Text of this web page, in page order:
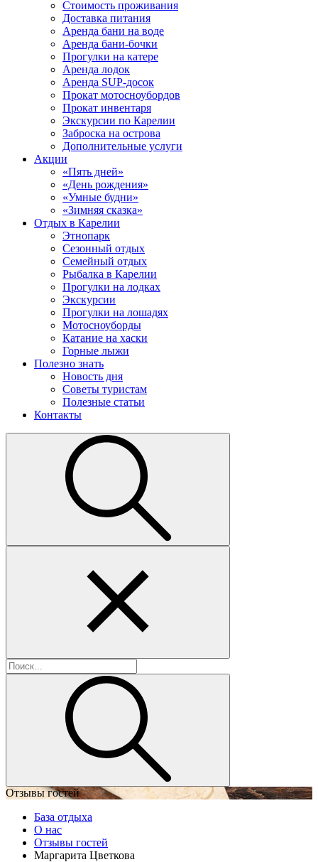
Стоимость проживания
Доставка питания
Аренда бани на воде
Аренда бани-бочки
Прогулки на катере
Аренда лодок
Аренда SUP-досок
Прокат мотосноубордов
Прокат инвентаря
Экскурсии по Карелии
Заброска на острова
Дополнительные услуги
Акции
«Пять дней»
«День рождения»
«Умные будни»
«Зимняя сказка»
Отдых в Карелии
Этнопарк
Сезонный отдых
Семейный отдых
Рыбалка в Карелии
Прогулки на лодках
Экскурсии
Прогулки на лошадях
Мотосноуборды
Катание на хаски
Горные лыжи
Полезно знать
Новость дня
Советы туристам
Полезные статьи
Контакты
Отзывы гостей
База отдыха
О нас
Отзывы гостей
Маргарита Цветкова